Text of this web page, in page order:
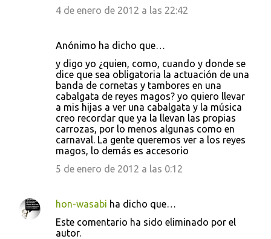
4 de enero de 2012 a las 22:42
Anónimo ha dicho que…
y digo yo ¿quien, como, cuando y donde se
dice que sea obligatoria la actuación de una
banda de cornetas y tambores en una
cabalgata de reyes magos? yo quiero llevar
a mis hijas a ver una cabalgata y la música
creo recordar que ya la llevan las propias
carrozas, por lo menos algunas como en
carnaval. La gente queremos ver a los reyes
magos, lo demás es accesorio
5 de enero de 2012 a las 0:12
hon-wasabi ha dicho que…
Este comentario ha sido eliminado por el
autor.